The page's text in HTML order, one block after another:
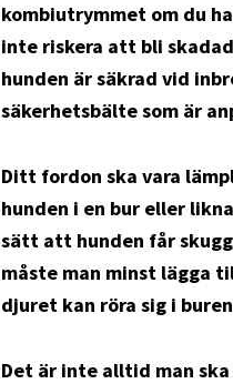
kombiutrymmet om du
inte riskera att bli
hunden är säkrad vid
säkerhetsbälte som är
Ditt fordon ska vara
hunden i en bur eller
sätt att hunden får
måste man minst lägga
djuret kan röra sig i
Det är inte alltid man ska